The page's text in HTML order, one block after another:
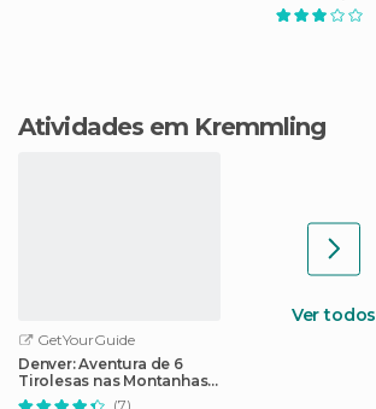
Atividades em Kremmling
GetYourGuide
Denver: Aventura de 6
Tirolesas nas Montanhas
Rochosas
(7)
Ver todos